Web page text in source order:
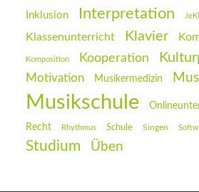
Inklusion Interpretation JeKi
Klassenunterricht Klavier
Komposition Kooperation
Motivation Musikermedizin
Musikschule
Recht Rhythmus Schule Singen
Studium Üben